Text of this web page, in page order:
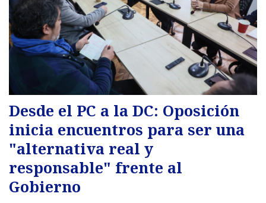
Desde el PC a la DC: Oposición
inicia encuentros para ser una
"alternativa real y
responsable" frente al
Gobierno